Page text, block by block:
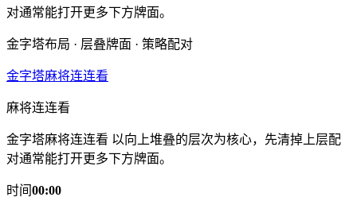
对通常能打开更多下方牌面。
金字塔布局 · 层叠牌面 · 策略配对
金字塔麻将连连看
麻将连连看
金字塔麻将连连看 以向上堆叠的层次为核心，先清掉上层配
对通常能打开更多下方牌面。
时间00:00